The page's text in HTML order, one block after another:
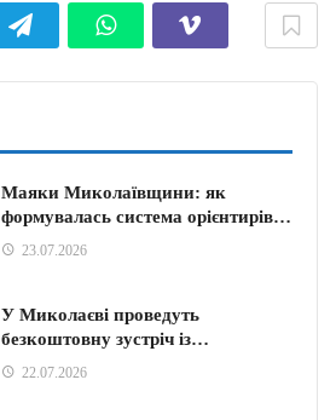
Маяки Миколаївщини: як
формувалась система орієнтирів…
23.07.2026
У Миколаєві проведуть
безкоштовну зустріч із…
22.07.2026